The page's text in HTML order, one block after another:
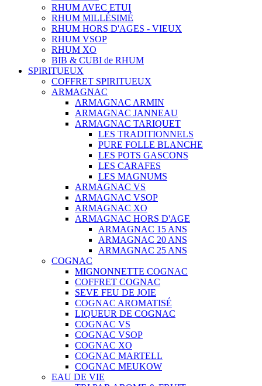
RHUM AVEC ETUI
RHUM MILLÉSIMÉ
RHUM HORS D'AGES - VIEUX
RHUM VSOP
RHUM XO
BIB & CUBI de RHUM
SPIRITUEUX
COFFRET SPIRITUEUX
ARMAGNAC
ARMAGNAC ARMIN
ARMAGNAC JANNEAU
ARMAGNAC TARIQUET
LES TRADITIONNELS
PURE FOLLE BLANCHE
LES POTS GASCONS
LES CARAFES
LES MAGNUMS
ARMAGNAC VS
ARMAGNAC VSOP
ARMAGNAC XO
ARMAGNAC HORS D'AGE
ARMAGNAC 15 ANS
ARMAGNAC 20 ANS
ARMAGNAC 25 ANS
COGNAC
MIGNONNETTE COGNAC
COFFRET COGNAC
SEVE FEU DE JOIE
COGNAC AROMATISÉ
LIQUEUR DE COGNAC
COGNAC VS
COGNAC VSOP
COGNAC XO
COGNAC MARTELL
COGNAC MEUKOW
EAU DE VIE